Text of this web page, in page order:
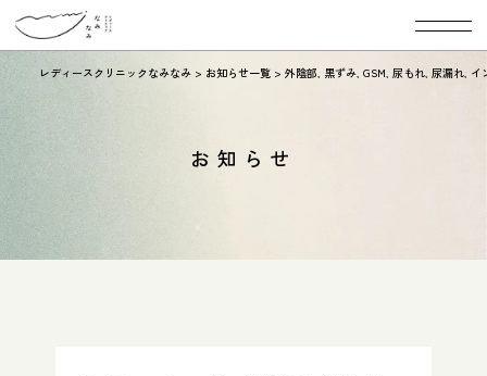
レディースクリニックなみなみ> お知らせ一覧> 外陰部, 黒ずみ, GSM, 尿もれ, 尿漏れ, イ
お知らせ